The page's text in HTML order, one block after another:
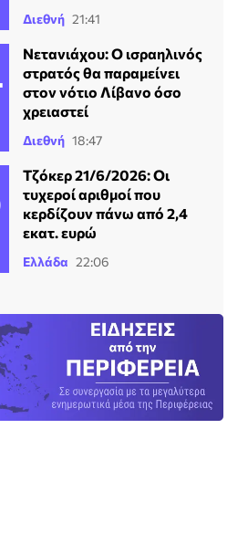
Διεθνή 21:41
Νετανιάχου: Ο ισραηλινός
στρατός θα παραμείνει
στον νότιο Λίβανο όσο
χρειαστεί
Διεθνή 18:47
Τζόκερ 21/6/2026: Οι
τυχεροί αριθμοί που
κερδίζουν πάνω από 2,4
εκατ. ευρώ
Ελλάδα 22:06